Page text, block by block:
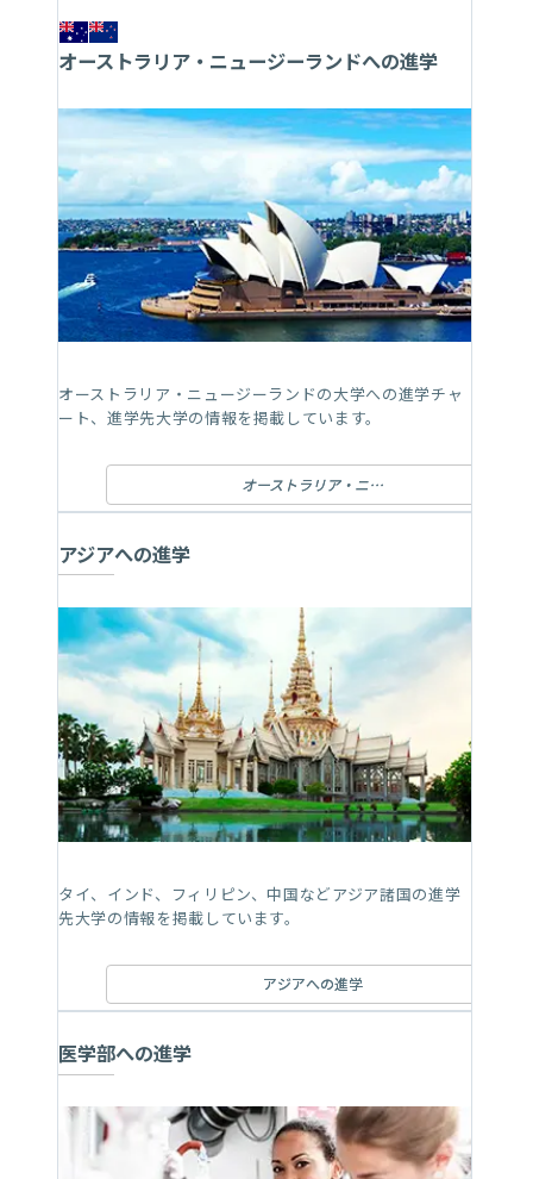
オーストラリア・ニュージーランドへの進学
オーストラリア・ニュージーランドの大学への進学チャ
ート、進学先大学の情報を掲載しています。
オーストラリア・ニュージーランドへの進学
アジアへの進学
タイ、インド、フィリピン、中国などアジア諸国の進学
先大学の情報を掲載しています。
アジアへの進学
医学部への進学